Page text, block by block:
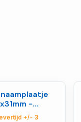
-
+/- 3